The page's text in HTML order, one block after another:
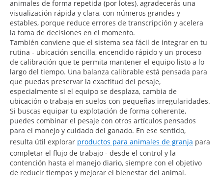
animales de forma repetida (por lotes), agradecerás una
visualización rápida y clara, con números grandes y
estables, porque reduce errores de transcripción y acelera
la toma de decisiones en el momento.
También conviene que el sistema sea fácil de integrar en tu
rutina - ubicación sencilla, encendido rápido y un proceso
de calibración que te permita mantener el equipo listo a lo
largo del tiempo. Una balanza calibrable está pensada para
que puedas preservar la exactitud del pesaje,
especialmente si el equipo se desplaza, cambia de
ubicación o trabaja en suelos con pequeñas irregularidades.
Si buscas equipar tu explotación de forma coherente,
puedes combinar el pesaje con otros artículos pensados
para el manejo y cuidado del ganado. En ese sentido,
resulta útil explorar productos para animales de granja para
completar el flujo de trabajo - desde el control y la
contención hasta el manejo diario, siempre con el objetivo
de reducir tiempos y mejorar el bienestar del animal.